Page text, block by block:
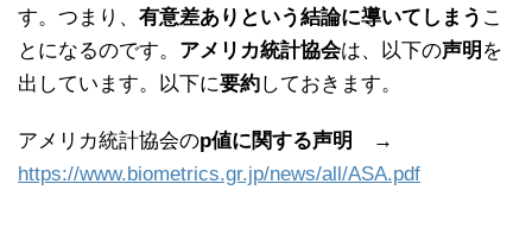
す。つまり、 有意差ありという結論に導いてしまう こ
とになるのです。 アメリカ統計協会は、以下の声明 を
出しています。以下に要約しておきます。
アメリカ統計協会のp値に関する声明
→
https://www.biometrics.gr.jp/news/all/ASA.pdf